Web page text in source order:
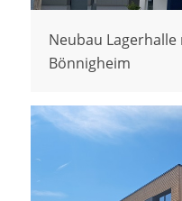
Neubau
Bönnigheim